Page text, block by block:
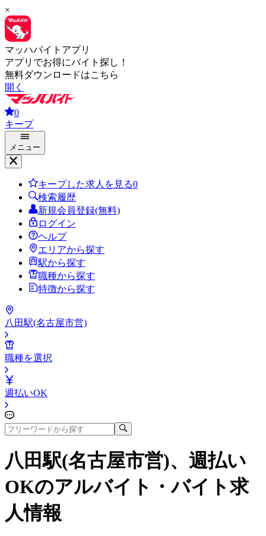
×
マッハバイトアプリ
アプリでお得にバイト探し！
無料ダウンロードはこちら
開く
0
キープ
メニュー
キープした求人を見る0
検索履歴
新規会員登録(無料)
ログイン
ヘルプ
エリアから探す
駅から探す
職種から探す
特徴から探す
八田駅(名古屋市営)
職種を選択
週払いOK
八田駅(名古屋市営)、週払い
OKのアルバイト・バイト求
人情報